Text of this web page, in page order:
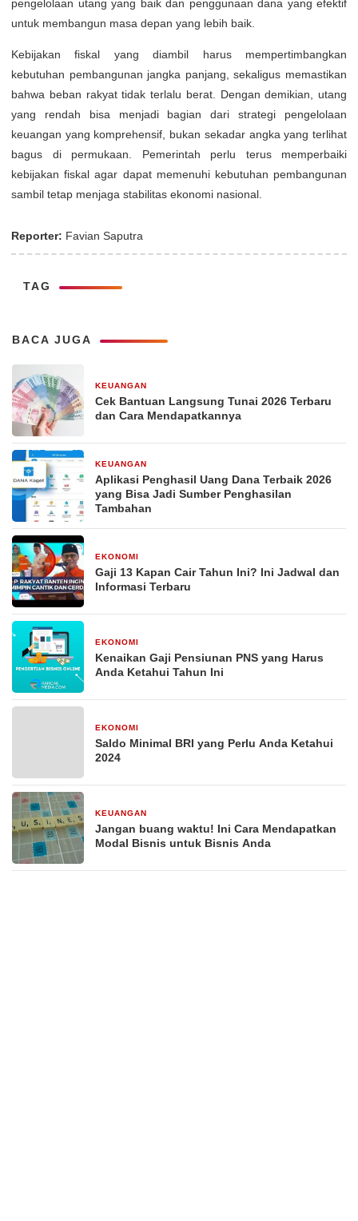
pengelolaan utang yang baik dan penggunaan dana yang efektif
untuk membangun masa depan yang lebih baik.
Kebijakan fiskal yang diambil harus mempertimbangkan
kebutuhan pembangunan jangka panjang, sekaligus memastikan
bahwa beban rakyat tidak terlalu berat. Dengan demikian, utang
yang rendah bisa menjadi bagian dari strategi pengelolaan
keuangan yang komprehensif, bukan sekadar angka yang terlihat
bagus di permukaan. Pemerintah perlu terus memperbaiki
kebijakan fiskal agar dapat memenuhi kebutuhan pembangunan
sambil tetap menjaga stabilitas ekonomi nasional.
Reporter: Favian Saputra
TAG
BACA JUGA
KEUANGAN
Cek Bantuan Langsung Tunai 2026 Terbaru
dan Cara Mendapatkannya
KEUANGAN
Aplikasi Penghasil Uang Dana Terbaik 2026
yang Bisa Jadi Sumber Penghasilan
Tambahan
EKONOMI
Gaji 13 Kapan Cair Tahun Ini? Ini Jadwal dan
Informasi Terbaru
EKONOMI
Kenaikan Gaji Pensiunan PNS yang Harus
Anda Ketahui Tahun Ini
EKONOMI
Saldo Minimal BRI yang Perlu Anda Ketahui
2024
KEUANGAN
Jangan buang waktu! Ini Cara Mendapatkan
Modal Bisnis untuk Bisnis Anda